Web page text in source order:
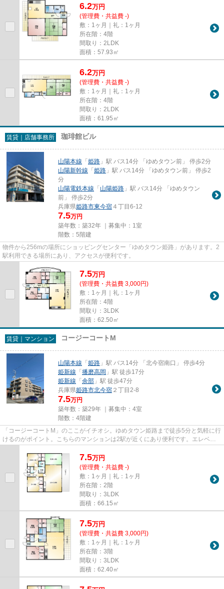
6.2万円
(管理費・共益費 -)
敷：1ヶ月｜礼：1ヶ月
所在階：4階
間取り：2LDK
面積：57.93㎡
6.2万円
(管理費・共益費 -)
敷：1ヶ月｜礼：1ヶ月
所在階：4階
間取り：2LDK
面積：61.95㎡
賃貸｜店舗事務所 珈琲館ビル
山陽本線 「姫路 」駅 バス14分 「ゆめタウン前」 停歩2分
山陽新幹線 「姫路 」駅 バス14分 「ゆめタウン前」 停歩2
分
山陽電鉄本線 「山陽姫路 」駅 バス14分 「ゆめタウン
前」 停歩2分
兵庫県姫路市東今宿 ４丁目6-12
7.5万円
築年数：築32年 ｜募集中： 1室
階数：5階建
物件から256mの場所にショッピングセンター「ゆめタウン姫路」があります。2
駅利用できる場所にあり、アクセスが便利です。
7.5万円
(管理費・共益費 3,000円)
敷：1ヶ月｜礼：1ヶ月
所在階：4階
間取り：3LDK
面積：62.50㎡
賃貸｜マンション コージーコートM
山陽本線 「姫路 」駅 バス14分 「北今宿南口」 停歩4分
姫新線 「播磨高岡 」駅 徒歩17分
姫新線 「余部 」駅 徒歩47分
兵庫県姫路市北今宿 ２丁目2-8
7.5万円
築年数：築29年 ｜募集中： 4室
階数：4階建
「コージーコートM」のここがイチオシ。ゆめタウン姫路まで徒歩5分と気軽に行
けるのがポイント。こちらのマンションは2駅が近くにあり便利です。エレベー
ター付きの物件です。当社スタ...
7.5万円
(管理費・共益費 -)
敷：1ヶ月｜礼：1ヶ月
所在階：2階
間取り：3LDK
面積：66.15㎡
7.5万円
(管理費・共益費 3,000円)
敷：1ヶ月｜礼：1ヶ月
所在階：3階
間取り：3LDK
面積：62.40㎡